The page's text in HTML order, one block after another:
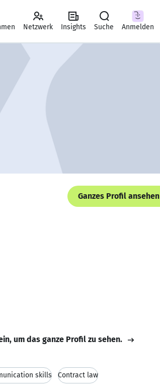
Netzwerk Insights Suche Anmelden
Ganzes Profil ansehen
um das ganze Profil zu sehen.
skills Contract law